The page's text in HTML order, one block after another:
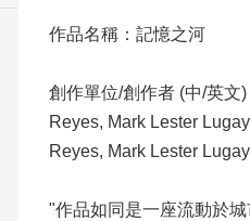
作品名稱：記憶之河
創作單位/創作者 (中/英文)
Reyes, Mark Lester
Reyes, Mark Lester
"作品如同是一座流動於